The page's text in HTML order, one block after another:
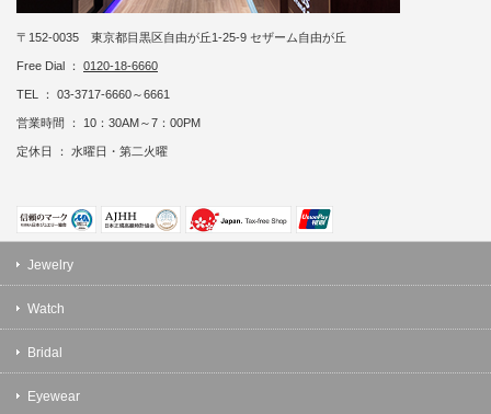
〒152-0035 東京都目黒区自由が丘1-25-9 セザーム自由が丘
Free Dial ： 0120-18-6660
TEL ： 03-3717-6660～6661
営業時間 ： 10：30AM～7：00PM
定休日 ： 水曜日・第二火曜
Jewelry
Watch
Bridal
Eyewear